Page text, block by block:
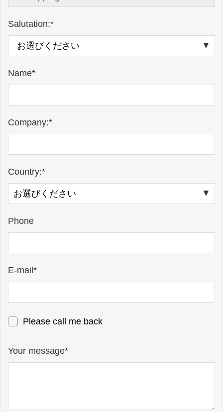
Salutation:*
Name*
Company:*
Country:*
Phone
E-mail*
Please call me back
Your message*